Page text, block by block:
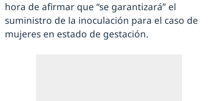
hora de afirmar que “se garantizará” el
suministro de la inoculación para el caso de
mujeres en estado de gestación.